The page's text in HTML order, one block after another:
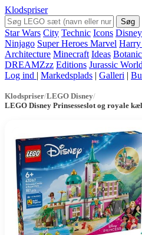
Klodspriser
Søg
Star Wars City Technic Icons Disney
Ninjago Super Heroes Marvel Harry
Architecture Minecraft Ideas
DREAMZzz Editions Jurassic World
Log ind | Markedsplads | Galleri |
Klodspriser/LEGO Disney/
LEGO Disney Prinsesseslot og royale